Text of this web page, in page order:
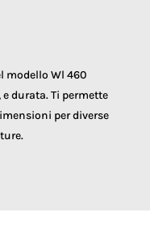
modello Wl 460
durata. Ti permette
per diverse